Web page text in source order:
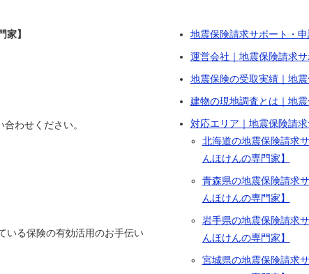
】
わせください。
いる保険の有効活用のお手伝い
地震保険請求サポート・
運営会社｜地震保険請求
地震保険の受取実績｜地
建物の現地調査とは｜地
対応エリア｜地震保険請
北海道の地震保険請求
んほけんの専門家】
青森県の地震保険請求
んほけんの専門家】
岩手県の地震保険請求
んほけんの専門家】
宮城県の地震保険請求